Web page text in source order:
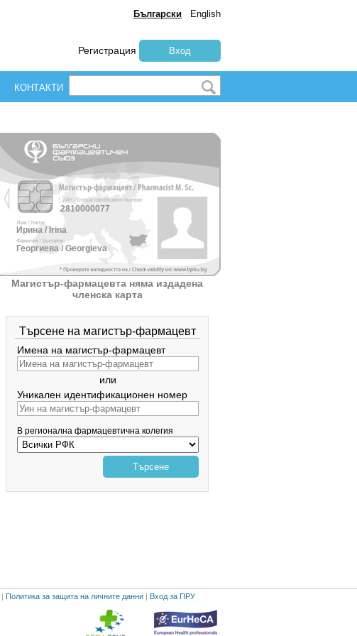
Български English
Регистрация Вход
КОНТАКТИ
2810000077
Ирина / Irina
Георгиева / Georgieva
Магистър-фармацевта няма издадена
членска карта
Търсене на магистър-фармацевт
Имена на магистър-фармацевт
или
Уникален идентификационен номер
В регионална фармацевтична колегия
Търсене
| Политика за защита на личните данни | Вход за ПРУ